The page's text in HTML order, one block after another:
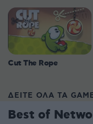
Cut The Rope
ΔΕΙΤΕ ΟΛΑ ΤΑ
Best of